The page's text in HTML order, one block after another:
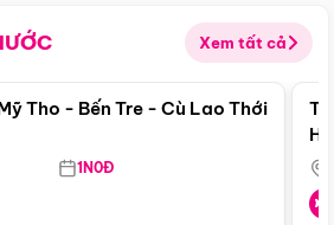
Xem tất cả
Điểm nổi bật
Tho - Bến Tre - Cù Lao Thới
1N0Đ